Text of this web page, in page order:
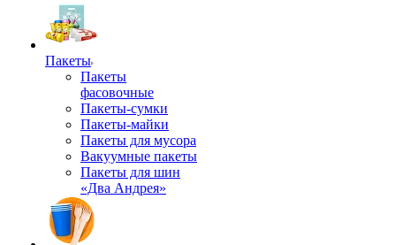
Пакеты
Пакеты
фасовочные
Пакеты-сумки
Пакеты-майки
Пакеты для мусора
Вакуумные пакеты
Пакеты для шин
«Два Андрея»